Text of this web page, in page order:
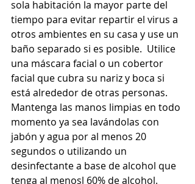
sola habitación la mayor parte del
tiempo para evitar repartir el virus a
otros ambientes en su casa y use un
baño separado si es posible.  Utilice
una máscara facial o un cobertor
facial que cubra su nariz y boca si
está alrededor de otras personas.
Mantenga las manos limpias en todo
momento ya sea lavándolas con
jabón y agua por al menos 20
segundos o utilizando un
desinfectante a base de alcohol que
tenga al menosl 60% de alcohol.